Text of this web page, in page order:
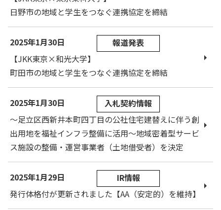
日野市の地域と学生をつなぐ連携協定を締結
2025年1月30日
報道発表
【JKK東京×和光大学】
町田市の地域と学生をつなぐ連携協定を締結
2025年1月30日
入札契約情報
～足立区西新井本町四丁目の公社住宅建替えに伴う創
出用地を福祉インフラ整備に活用～地域密着型サービ
ス施設の整備・運営事業者（土地借受者）を決定
2025年1月29日
IR情報
発行体格付が更新されました【AA（安定的）を維持】